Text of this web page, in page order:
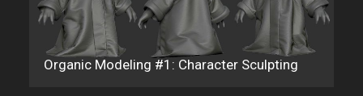
Sculpting
Organic Modeling #2:
Texturing